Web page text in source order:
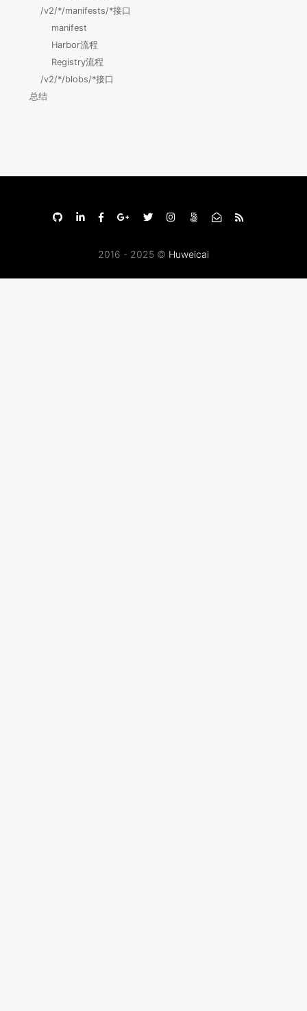
/v2/*/manifests/*接口
manifest
Harbor流程
Registry流程
/v2/*/blobs/*接口
总结
2016 - 2025 © Huweicai